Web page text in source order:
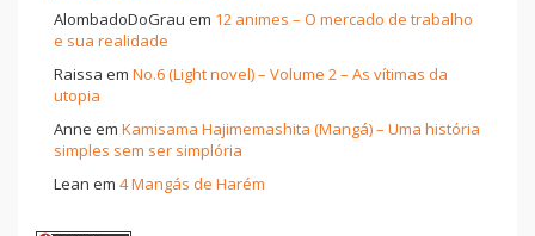
AlombadoDoGrau em 12 animes – O mercado de trabalho
e sua realidade
Raissa em No.6 (Light novel) – Volume 2 – As vítimas da
utopia
Anne em Kamisama Hajimemashita (Mangá) – Uma história
simples sem ser simplória
Lean em 4 Mangás de Harém